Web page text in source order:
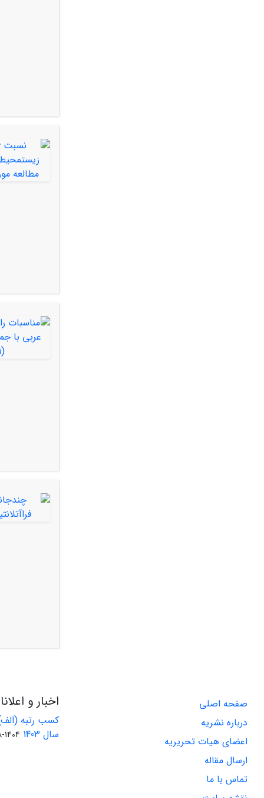
صفحه اصلی
درباره نشریه
اعضای هیات تحریریه
ارسال مقاله
تماس با ما
اخبار و
کسب رتبه
سال 1403
1404-08-01